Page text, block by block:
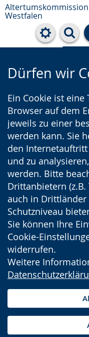
Westfalen
Dürfen wir
Ein Cookie ist
Browser auf dem
jeweils zu einer
werden kann. Sie
den
und zu
werden. Bitte
Drittanbietern (z.B.
auch in
Schutzniveau
Sie können Ihre
Cookie-
widerrufen.
Weitere